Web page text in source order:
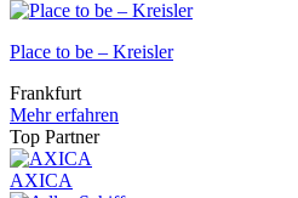
Place to be – Kreisler
Frankfurt
Mehr erfahren
Top Partner
AXICA